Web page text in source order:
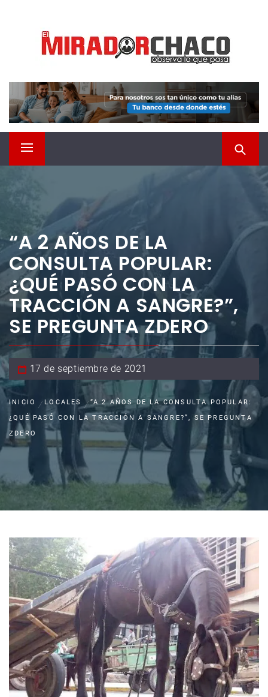
contenido
EL MIRADOR CHACO
Observá lo que pasa
Menú
“A 2 AÑOS DE LA
CONSULTA POPULAR:
¿QUÉ PASÓ CON LA
TRACCIÓN A SANGRE?”,
SE PREGUNTA ZDERO
17 de septiembre de 2021
INICIO LOCALES
“A 2 AÑOS DE LA CONSULTA POPULAR:
¿QUÉ PASÓ CON LA TRACCIÓN A SANGRE?”, SE PREGUNTA
ZDERO